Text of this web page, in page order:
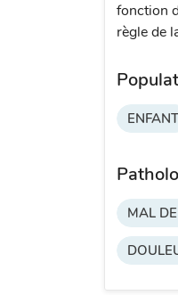
fonction
règle de
ENFANT
MAL